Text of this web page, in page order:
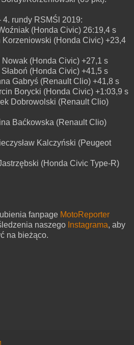
4. rundy RSMŚl 2019:
(Honda Civic) 26:19,4 s
(Honda Civic) +23,4
(Honda Civic) +27,1 s
(Honda Civic) +41,5 s
Gabryś (Renault Clio) +41,8 s
Borycki (Honda Civic) +1:03,9 s
Dobrowolski (Renault Clio)
Baćkowska (Renault Clio)
Kalczyński (Peugeot
(Honda Civic Type-R)
fanpage MotoReporter
naszego Instagrama, aby
na bieżąco.